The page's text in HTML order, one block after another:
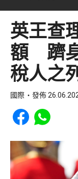
英王查
額 躋
稅人之
國際 發佈
Share to Facebook
Share to